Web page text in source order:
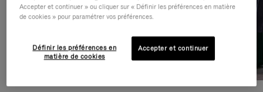
Accepter et continuer » ou cliquer sur « Définir les préférences en matière
de cookies » pour paramétrer vos préférences.
Définir les préférences en
matière de cookies
Accepter et continuer